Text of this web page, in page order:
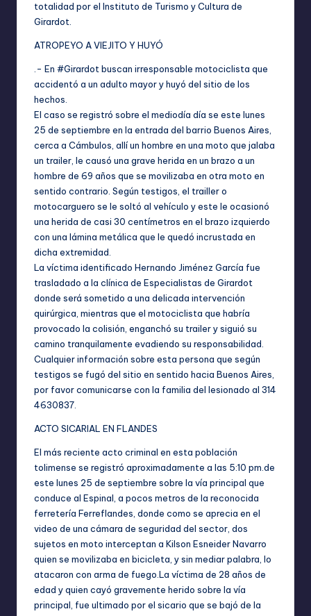
totalidad por el Instituto de Turismo y Cultura de
Girardot.
ATROPEYO A VIEJITO Y HUYÓ
.- En #Girardot buscan irresponsable motociclista que
accidentó a un adulto mayor y huyó del sitio de los
hechos.
El caso se registró sobre el mediodía día se este lunes
25 de septiembre en la entrada del barrio Buenos Aires,
cerca a Cámbulos, allí un hombre en una moto que jalaba
un trailer, le causó una grave herida en un brazo a un
hombre de 69 años que se movilizaba en otra moto en
sentido contrario. Según testigos, el trailler o
motocarguero se le soltó al vehículo y este le ocasionó
una herida de casi 30 centímetros en el brazo izquierdo
con una lámina metálica que le quedó incrustada en
dicha extremidad.
La víctima identificado Hernando Jiménez García fue
trasladado a la clínica de Especialistas de Girardot
donde será sometido a una delicada intervención
quirúrgica, mientras que el motociclista que habría
provocado la colisión, enganchó su trailer y siguió su
camino tranquilamente evadiendo su responsabilidad.
Cualquier información sobre esta persona que según
testigos se fugó del sitio en sentido hacia Buenos Aires,
por favor comunicarse con la familia del lesionado al 314
4630837.
ACTO SICARIAL EN FLANDES
El más reciente acto criminal en esta población
tolimense se registró aproximadamente a las 5:10 pm.de
este lunes 25 de septiembre sobre la vía principal que
conduce al Espinal, a pocos metros de la reconocida
ferretería Ferreflandes, donde como se aprecia en el
video de una cámara de seguridad del sector, dos
sujetos en moto interceptan a Kilson Esneider Navarro
quien se movilizaba en bicicleta, y sin mediar palabra, lo
atacaron con arma de fuego.La víctima de 28 años de
edad y quien cayó gravemente herido sobre la vía
principal, fue ultimado por el sicario que se bajó de la